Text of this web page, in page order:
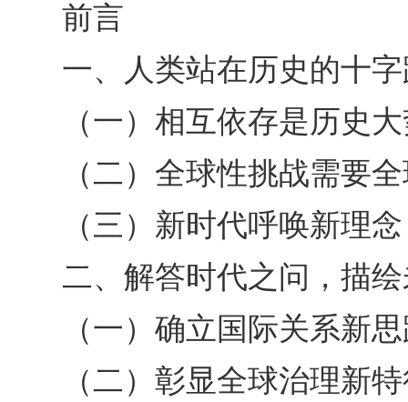
前言
一、人类站在历史的十
（一）相互依存是历史
（二）全球性挑战需要
（三）新时代呼唤新理念
二、解答时代之问，描
（一）确立国际关系新
（二）彰显全球治理新